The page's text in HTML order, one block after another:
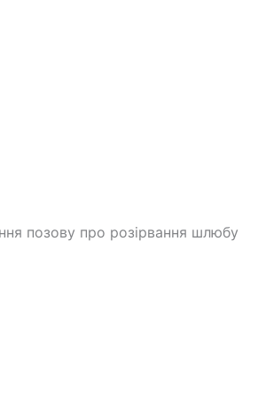
позову про розірвання шлюбу